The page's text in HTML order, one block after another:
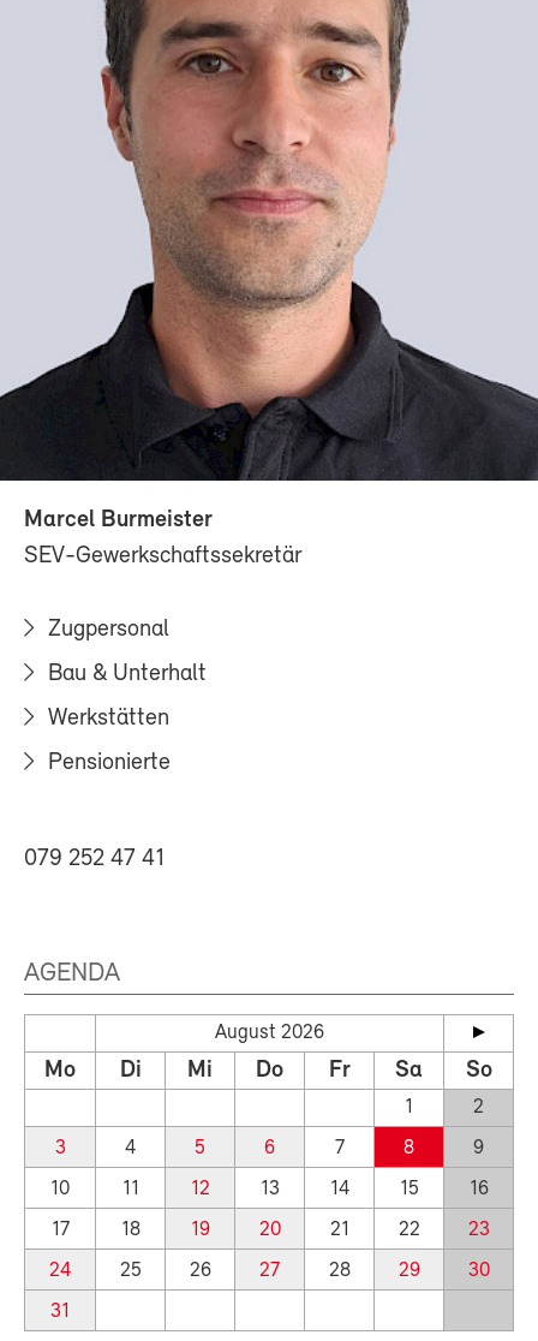
Marcel Burmeister
SEV-Gewerkschaftssekretär
Zugpersonal
Bau & Unterhalt
Werkstätten
Pensionierte
079 252 47 41
AGENDA
August 2026
Mo Di Mi Do Fr Sa So
1
2
3
4 5 6 7 8
9
10
11 12 13 14 15
16
17
18 19 20 21 22
23
24
25 26 27 28 29
30
31